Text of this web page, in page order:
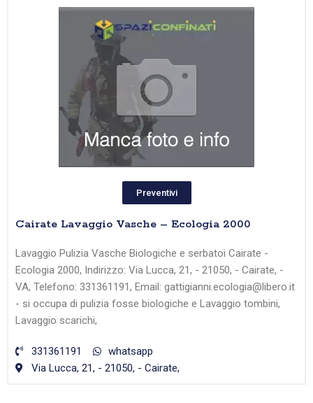
Preventivi
Cairate Lavaggio Vasche – Ecologia 2000
Lavaggio Pulizia Vasche Biologiche e serbatoi Cairate -
Ecologia 2000, Indirizzo: Via Lucca, 21, - 21050, - Cairate, -
VA, Telefono: 331361191, Email: gattigianni.ecologia@libero.it
- si occupa di pulizia fosse biologiche e Lavaggio tombini,
Lavaggio scarichi,
331361191
whatsapp
Via Lucca, 21, - 21050, - Cairate,